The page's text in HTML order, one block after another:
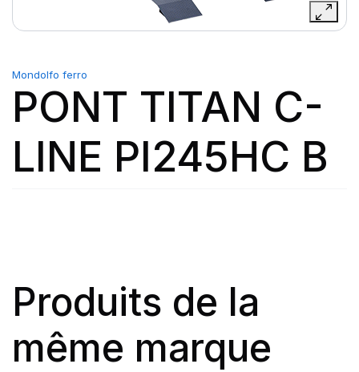
Mondolfo ferro
PONT TITAN C-
LINE PI245HC B
Produits de la
même marque